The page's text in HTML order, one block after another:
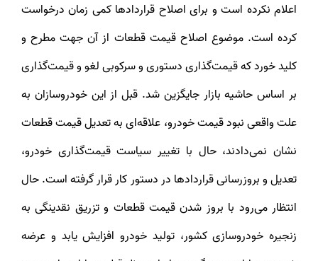
اعلام نکرده است و برای اصلاح قراردادها کمی زمان درخواست
کرده است. موضوع اصلاح قیمت قطعات از آن جهت مطرح و
کلید خورد که قیمت‌گذاری دستوری و سرکوبی لغو و قیمت‌گذاری
بر اساس حاشیه بازار جایگزین شد. قبل از این خودروسازان به
علت واقعی نبود قیمت خودرو، علاقه‌ای به تعدیل قیمت قطعات
نشان نمی‌دادند، حال با تغییر سیاست‌ قیمت‌گذاری خودرو،
تعدیل و بروزرسانی قراردادها در دستور کار قرار گرفته است. حال
انتظار می‌رود با بروز شدن قیمت قطعات و تزریق نقدینگی به
زنجیره خودروسازی کشور، تولید خودرو افزایش یابد و عرضه